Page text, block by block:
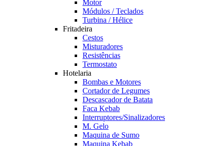
Motor
Módulos / Teclados
Turbina / Hélice
Fritadeira
Cestos
Misturadores
Resistências
Termostato
Hotelaria
Bombas e Motores
Cortador de Legumes
Descascador de Batata
Faca Kebab
Interruptores/Sinalizadores
M. Gelo
Maquina de Sumo
Maquina Kebab